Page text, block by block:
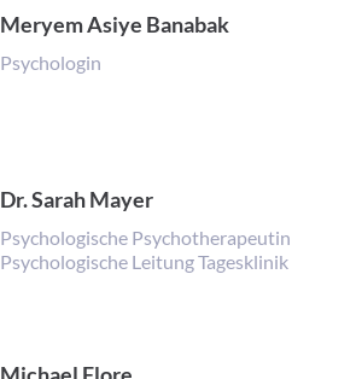
Meryem Asiye Banabak
Psychologin
Dr. Sarah Mayer
Psychologische Psychotherapeutin
Psychologische Leitung Tagesklinik